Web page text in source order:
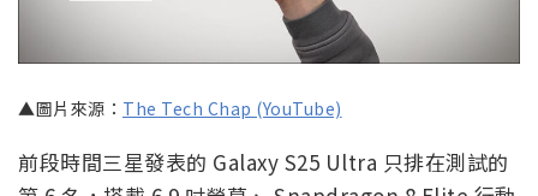
▲圖片來源： The Tech Chap (YouTube)
前段時間三星發表的 Galaxy S25 Ultra 只排在測試的